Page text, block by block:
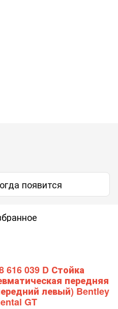
появится
616 039 D Стойка
передняя
левый) Bentley
GT